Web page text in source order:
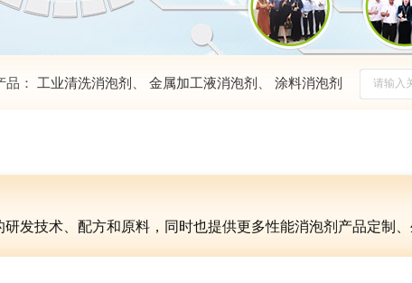
品： 工业清洗消泡剂 金属加工液消泡剂 涂料消泡剂
发技术、配方和原料，同时也提供更多性能消泡剂产品定制